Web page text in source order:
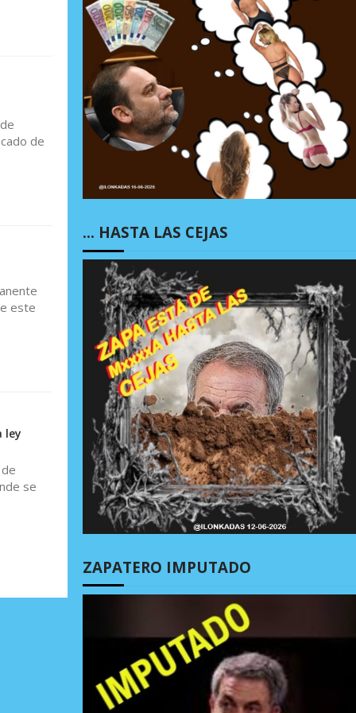
de
este
ley
se
… HASTA LAS CEJAS
ZAPATERO IMPUTADO